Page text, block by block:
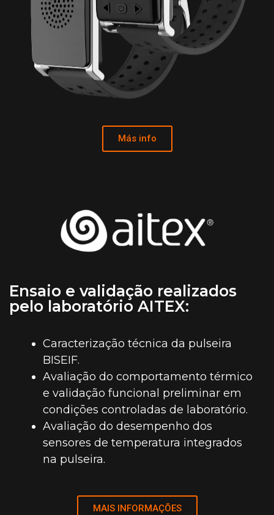
Más info
Ensaio e validação realizados
pelo laboratório AITEX:
Caracterização técnica da pulseira
BISEIF.
Avaliação do comportamento térmico
e validação funcional preliminar em
condições controladas de laboratório.
Avaliação do desempenho dos
sensores de temperatura integrados
na pulseira.
MAIS INFORMAÇÕES